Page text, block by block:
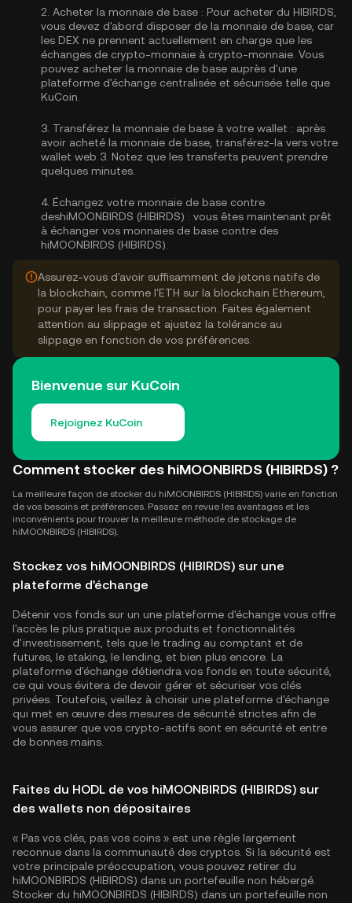
2. Acheter la monnaie de base : Pour acheter du HIBIRDS,
vous devez d'abord disposer de la monnaie de base, car
les DEX ne prennent actuellement en charge que les
échanges de crypto-monnaie à crypto-monnaie. Vous
pouvez acheter la monnaie de base auprès d'une
plateforme d'échange centralisée et sécurisée telle que
KuCoin.
3. Transférez la monnaie de base à votre wallet : après
avoir acheté la monnaie de base, transférez-la vers votre
wallet web 3. Notez que les transferts peuvent prendre
quelques minutes.
4. Échangez votre monnaie de base contre
deshiMOONBIRDS (HIBIRDS) : vous êtes maintenant prêt
à échanger vos monnaies de base contre des
hiMOONBIRDS (HIBIRDS).
Assurez-vous d'avoir suffisamment de jetons natifs de
la blockchain, comme l'ETH sur la blockchain Ethereum,
pour payer les frais de transaction. Faites également
attention au slippage et ajustez la tolérance au
slippage en fonction de vos préférences.
Bienvenue sur KuCoin
Rejoignez KuCoin
Comment stocker des hiMOONBIRDS (HIBIRDS) ?
La meilleure façon de stocker du hiMOONBIRDS (HIBIRDS) varie en fonction
de vos besoins et préférences. Passez en revue les avantages et les
inconvénients pour trouver la meilleure méthode de stockage de
hiMOONBIRDS (HIBIRDS).
Stockez vos hiMOONBIRDS (HIBIRDS) sur une
plateforme d'échange
Détenir vos fonds sur un une plateforme d'échange vous offre
l'accès le plus pratique aux produits et fonctionnalités
d'investissement, tels que le trading au comptant et de
futures, le staking, le lending, et bien plus encore. La
plateforme d'échange détiendra vos fonds en toute sécurité,
ce qui vous évitera de devoir gérer et sécuriser vos clés
privées. Toutefois, veillez à choisir une plateforme d'échange
qui met en œuvre des mesures de sécurité strictes afin de
vous assurer que vos crypto-actifs sont en sécurité et entre
de bonnes mains.
Faites du HODL de vos hiMOONBIRDS (HIBIRDS) sur
des wallets non dépositaires
« Pas vos clés, pas vos coins » est une règle largement
reconnue dans la communauté des cryptos. Si la sécurité est
votre principale préoccupation, vous pouvez retirer du
hiMOONBIRDS (HIBIRDS) dans un portefeuille non hébergé.
Stocker du hiMOONBIRDS (HIBIRDS) dans un portefeuille non